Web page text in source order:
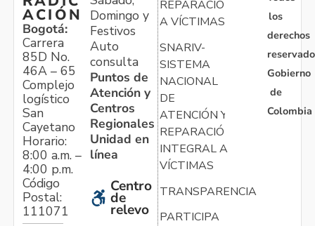
ACIÓN
Bogotá:
Carrera
85D No.
46A – 65
Complejo
logístico
San
Cayetano
Horario:
8:00 a.m. –
4:00 p.m.
Código
Postal:
111071
Domingo y
Festivos
Auto
consulta
Puntos de
Atención y
Centros
Regionales
Unidad en
línea
Centro
de
relevo
REPARACIÓN
A VÍCTIMAS
SNARIV-
SISTEMA
NACIONAL
DE
ATENCIÓN Y
REPARACIÓN
INTEGRAL A
VÍCTIMAS
TRANSPARENCIA
PARTICIPA
los
derechos
Gobierno
de
Colombia